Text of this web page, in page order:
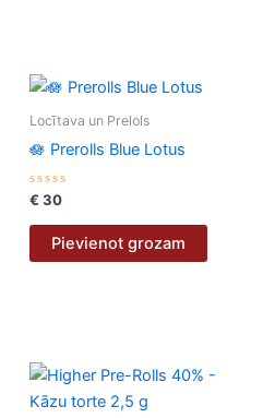
Locītava un Prelols
🪷 Prerolls Blue Lotus
Novērtēts
0
€ 30
Pievienot grozam